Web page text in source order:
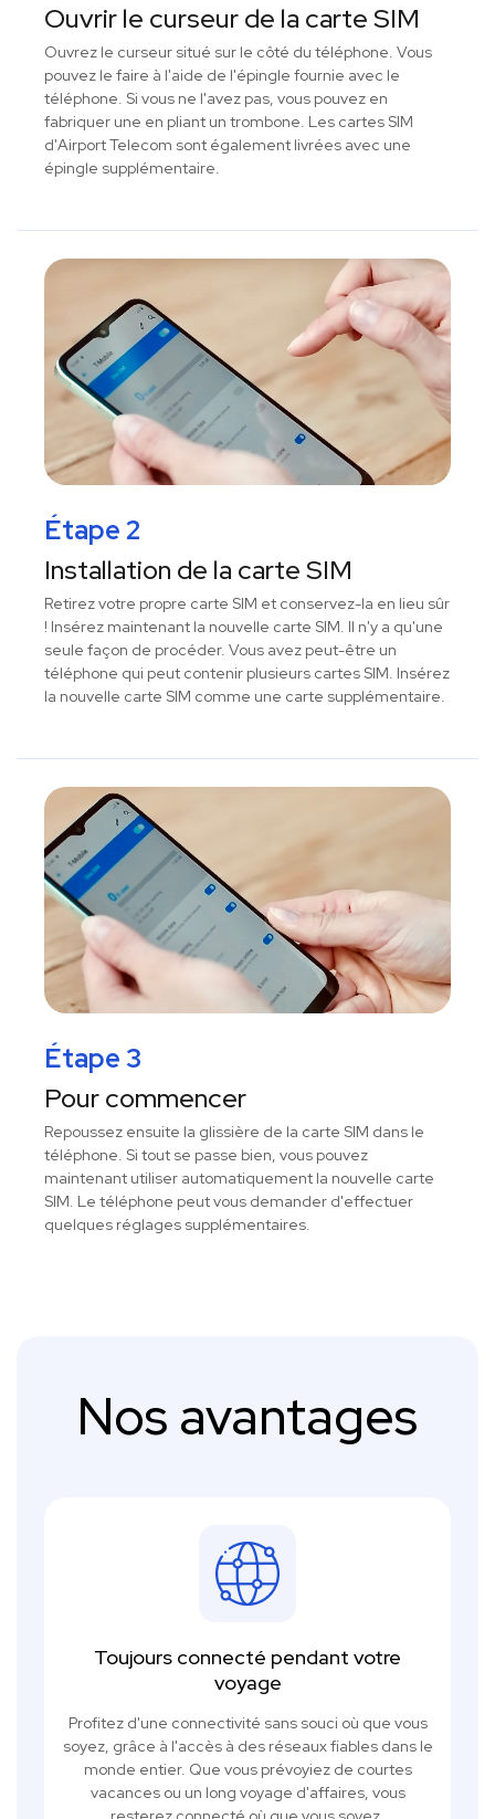
Ouvrir le curseur de la carte SIM
Ouvrez le curseur situé sur le côté du téléphone. Vous
pouvez le faire à l'aide de l'épingle fournie avec le
téléphone. Si vous ne l'avez pas, vous pouvez en
fabriquer une en pliant un trombone. Les cartes SIM
d'Airport Telecom sont également livrées avec une
épingle supplémentaire.
Étape 2
Installation de la carte SIM
Retirez votre propre carte SIM et conservez-la en lieu sûr
! Insérez maintenant la nouvelle carte SIM. Il n'y a qu'une
seule façon de procéder. Vous avez peut-être un
téléphone qui peut contenir plusieurs cartes SIM. Insérez
la nouvelle carte SIM comme une carte supplémentaire.
Étape 3
Pour commencer
Repoussez ensuite la glissière de la carte SIM dans le
téléphone. Si tout se passe bien, vous pouvez
maintenant utiliser automatiquement la nouvelle carte
SIM. Le téléphone peut vous demander d'effectuer
quelques réglages supplémentaires.
Nos avantages
Toujours connecté pendant votre
voyage
Profitez d'une connectivité sans souci où que vous
soyez, grâce à l'accès à des réseaux fiables dans le
monde entier. Que vous prévoyiez de courtes
vacances ou un long voyage d'affaires, vous